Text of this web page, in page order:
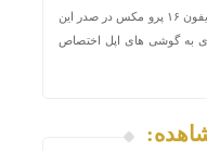
اعتمادترین برند گوشی هوشمند معرفی کرد. آیفون ۱۶ پرو مکس در صدر این
این رتبه بندی به گوشی های اپل اختصاص